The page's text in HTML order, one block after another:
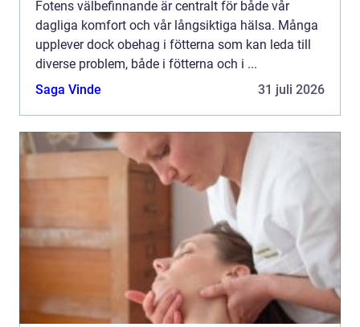
Fotens välbefinnande är centralt för både vår
dagliga komfort och vår långsiktiga hälsa. Många
upplever dock obehag i fötterna som kan leda till
diverse problem, både i fötterna och i ...
Saga Vinde
31 juli 2026